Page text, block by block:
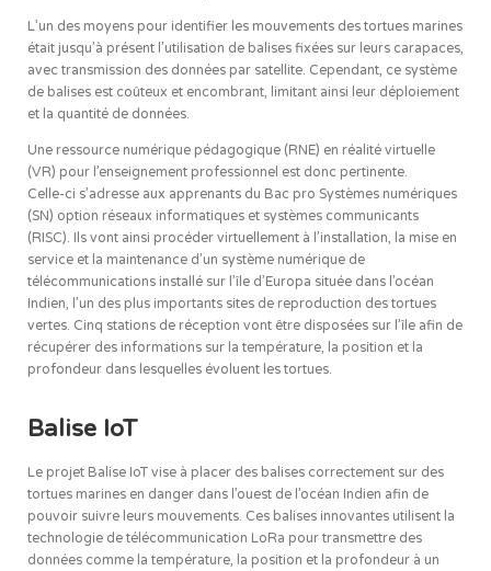
L’un des moyens pour identifier les mouvements des tortues marines
était jusqu’à présent l’utilisation de balises fixées sur leurs carapaces,
avec transmission des données par satellite. Cependant, ce système
de balises est coûteux et encombrant, limitant ainsi leur déploiement
et la quantité de données.
Une ressource numérique pédagogique (RNE) en réalité virtuelle
(VR) pour l’enseignement professionnel est donc pertinente.
Celle-ci s’adresse aux apprenants du Bac pro Systèmes numériques
(SN) option réseaux informatiques et systèmes communicants
(RISC). Ils vont ainsi procéder virtuellement à l’installation, la mise en
service et la maintenance d’un système numérique de
télécommunications installé sur l’île d’Europa située dans l’océan
Indien, l’un des plus importants sites de reproduction des tortues
vertes. Cinq stations de réception vont être disposées sur l’île afin de
récupérer des informations sur la température, la position et la
profondeur dans lesquelles évoluent les tortues.
Balise IoT
Le projet Balise IoT vise à placer des balises correctement sur des
tortues marines en danger dans l’ouest de l’océan Indien afin de
pouvoir suivre leurs mouvements. Ces balises innovantes utilisent la
technologie de télécommunication LoRa pour transmettre des
données comme la température, la position et la profondeur à un